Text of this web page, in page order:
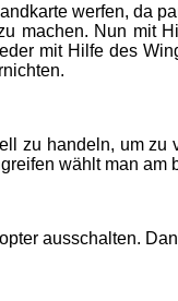
werfen, da
machen. Nun mit
mit Hilfe des
zu handeln, um
wählt man
ausschalten.